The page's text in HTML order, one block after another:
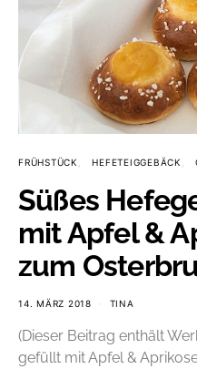
FRÜHSTÜCK HEFETEIGGEBÄCK
Süßes
mit Apfel &
zum
14. MÄRZ 2018 TINA
(Dieser Beitrag enthält
gefüllt mit Apfel &